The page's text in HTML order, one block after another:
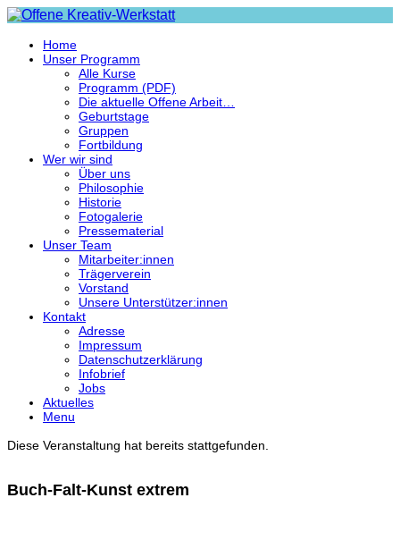
Home
Unser Programm
Alle Kurse
Programm (PDF)
Die aktuelle Offene Arbeit…
Geburtstage
Gruppen
Fortbildung
Wer wir sind
Über uns
Philosophie
Historie
Fotogalerie
Pressematerial
Unser Team
Mitarbeiter:innen
Trägerverein
Vorstand
Unsere Unterstützer:innen
Kontakt
Adresse
Impressum
Datenschutzerklärung
Infobrief
Jobs
Aktuelles
Menu
Diese Veranstaltung hat bereits stattgefunden.
Buch-Falt-Kunst extrem